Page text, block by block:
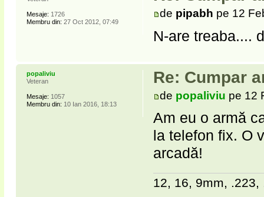
de pipabh pe 12
N-are treaba....
Mesaje: 1726
Membru din: 27 Oct 2012, 07:49
Re: Cumpar
de popaliviu pe 12
Am eu o armă
la telefon fix. O
arcadă!
12, 16, 9mm, .223,
popaliviu
Veteran
Mesaje: 1057
Membru din: 10 Ian 2016, 18:13